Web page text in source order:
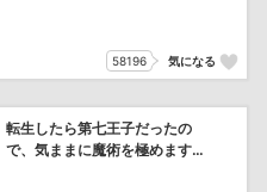
58196 気になる
転生したら第七王子だったの
で、気ままに魔術を極めます